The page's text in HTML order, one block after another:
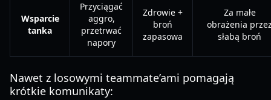
Wsparcie
tanka
Przyciągać
aggro,
przetrwać
napory
Zdrowie +
broń
zapasowa
Za małe
obrażenia
słabą broń
Nawet z losowymi teammate’ami pomagają
krótkie komunikaty: